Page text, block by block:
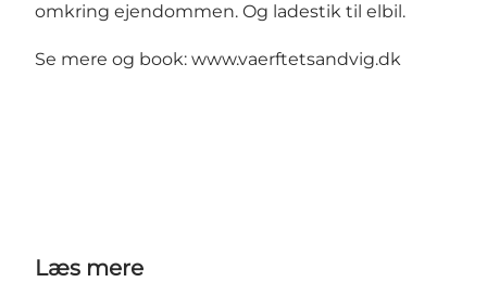
omkring ejendommen. Og ladestik til elbil.
Se mere og book: www.vaerftetsandvig.dk
Læs mere